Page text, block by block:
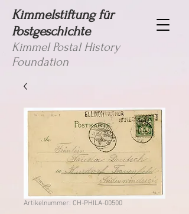
Kimmelstiftung für
Postgeschichte
Kimmel Postal History
Foundation
Artikelnummer: CH-PHILA-00500